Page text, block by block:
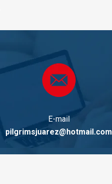
E-mail
pilgrimsjuarez@hotmail.com